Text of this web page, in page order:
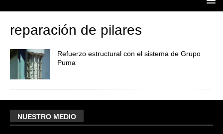
reparación de pilares
Refuerzo estructural con el sistema de Grupo
Puma
NUESTRO MEDIO